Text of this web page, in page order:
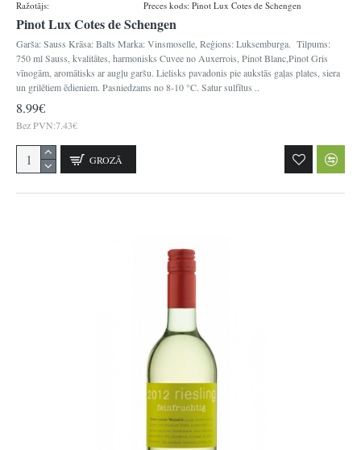
Ražotājs: Preces kods: Pinot Lux Cotes de Schengen
Pinot Lux Cotes de Schengen
Garša: Sauss Krāsa: Balts Marka: Vinsmoselle, Reģions: Luksemburga. Tilpums:
750 ml Sauss, kvalitātes, harmonisks Cuvee no Auxerrois, Pinot Blanc,Pinot Gris
vīnogām, aromātisks ar augļu garšu. Lielisks pavadonis pie aukstās gaļas plates, siera
un grilētiem ēdieniem. Pasniedzams no 8-10 °C. Satur sulfītus ..
8.99€
Bez PVN:7.43€
GROZĀ